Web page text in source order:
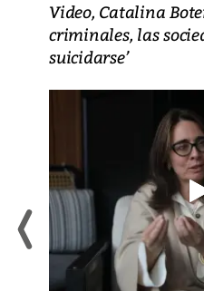
Video, Catalina
criminales, las
suicidarse’